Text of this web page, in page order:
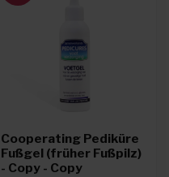
Cooperating Pediküre
Fußgel (früher Fußpilz)
- Copy - Copy